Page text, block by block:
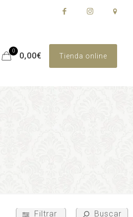
0
0,00€ Tienda online
Filtrar Buscar